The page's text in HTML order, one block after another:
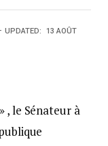
UPDATED: 13 AOÛT
, le Sénateur à